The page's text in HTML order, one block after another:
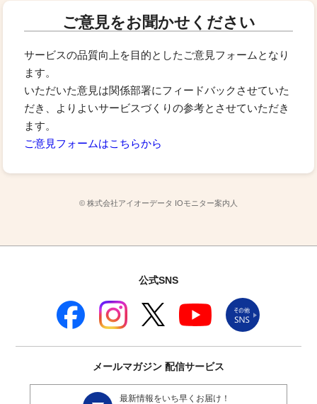
ご意見をお聞かせください
サービスの品質向上を目的としたご意見フォームとなり
ます。
いただいた意見は関係部署にフィードバックさせていた
だき、よりよいサービスづくりの参考とさせていただき
ます。
ご意見フォームはこちらから
© 株式会社アイオーデータ IOモニター案内人
公式SNS
メールマガジン 配信サービス
最新情報をいち早くお届け！